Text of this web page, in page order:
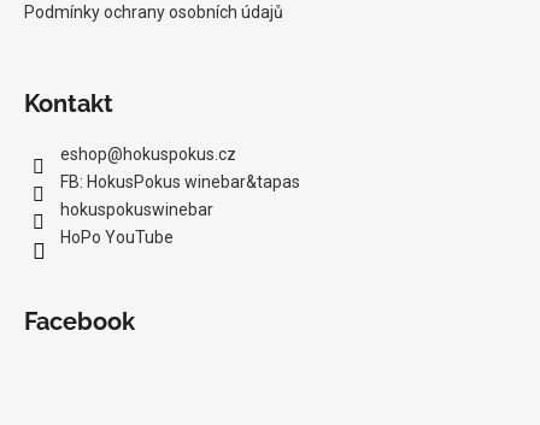
Podmínky ochrany osobních údajů
Kontakt
eshop@hokuspokus.cz
FB: HokusPokus winebar&tapas
hokuspokuswinebar
HoPo YouTube
Facebook